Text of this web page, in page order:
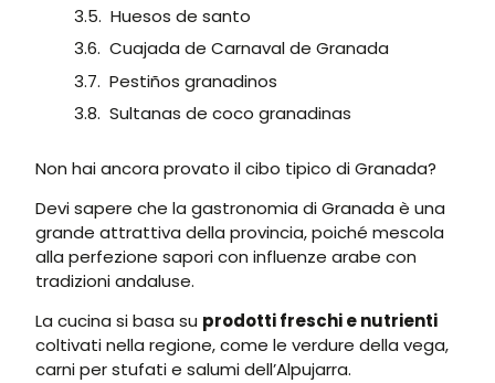
Huesos de santo
Cuajada de Carnaval de Granada
Pestiños granadinos
Sultanas de coco granadinas
Non hai ancora provato il cibo tipico di Granada?
Devi sapere che la gastronomia di Granada è una
grande attrattiva della provincia, poiché mescola
alla perfezione sapori con influenze arabe con
tradizioni andaluse.
La cucina si basa su prodotti freschi e nutrienti
coltivati nella regione, come le verdure della vega,
carni per stufati e salumi dell’Alpujarra.